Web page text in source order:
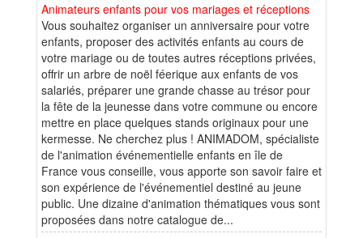
Animateurs enfants pour vos mariages et réceptions
Vous souhaitez organiser un anniversaire pour votre
enfants, proposer des activités enfants au cours de
votre mariage ou de toutes autres réceptions privées,
offrir un arbre de noël féerique aux enfants de vos
salariés, préparer une grande chasse au trésor pour
la fête de la jeunesse dans votre commune ou encore
mettre en place quelques stands originaux pour une
kermesse. Ne cherchez plus ! ANIMADOM, spécialiste
de l'animation événementielle enfants en île de
France vous conseille, vous apporte son savoir faire et
son expérience de l'événementiel destiné au jeune
public. Une dizaine d'animation thématiques vous sont
proposées dans notre catalogue de...